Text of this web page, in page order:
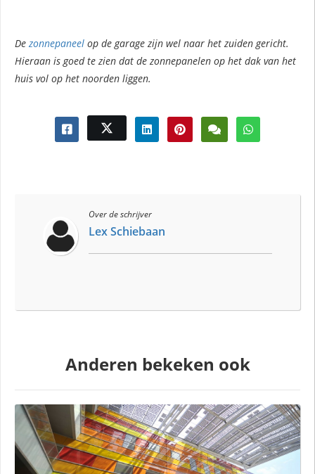
De zonnepaneel op de garage zijn wel naar het zuiden gericht.
Hieraan is goed te zien dat de zonnepanelen op het dak van het
huis vol op het noorden liggen.
Over de schrijver
Lex Schiebaan
Anderen bekeken ook